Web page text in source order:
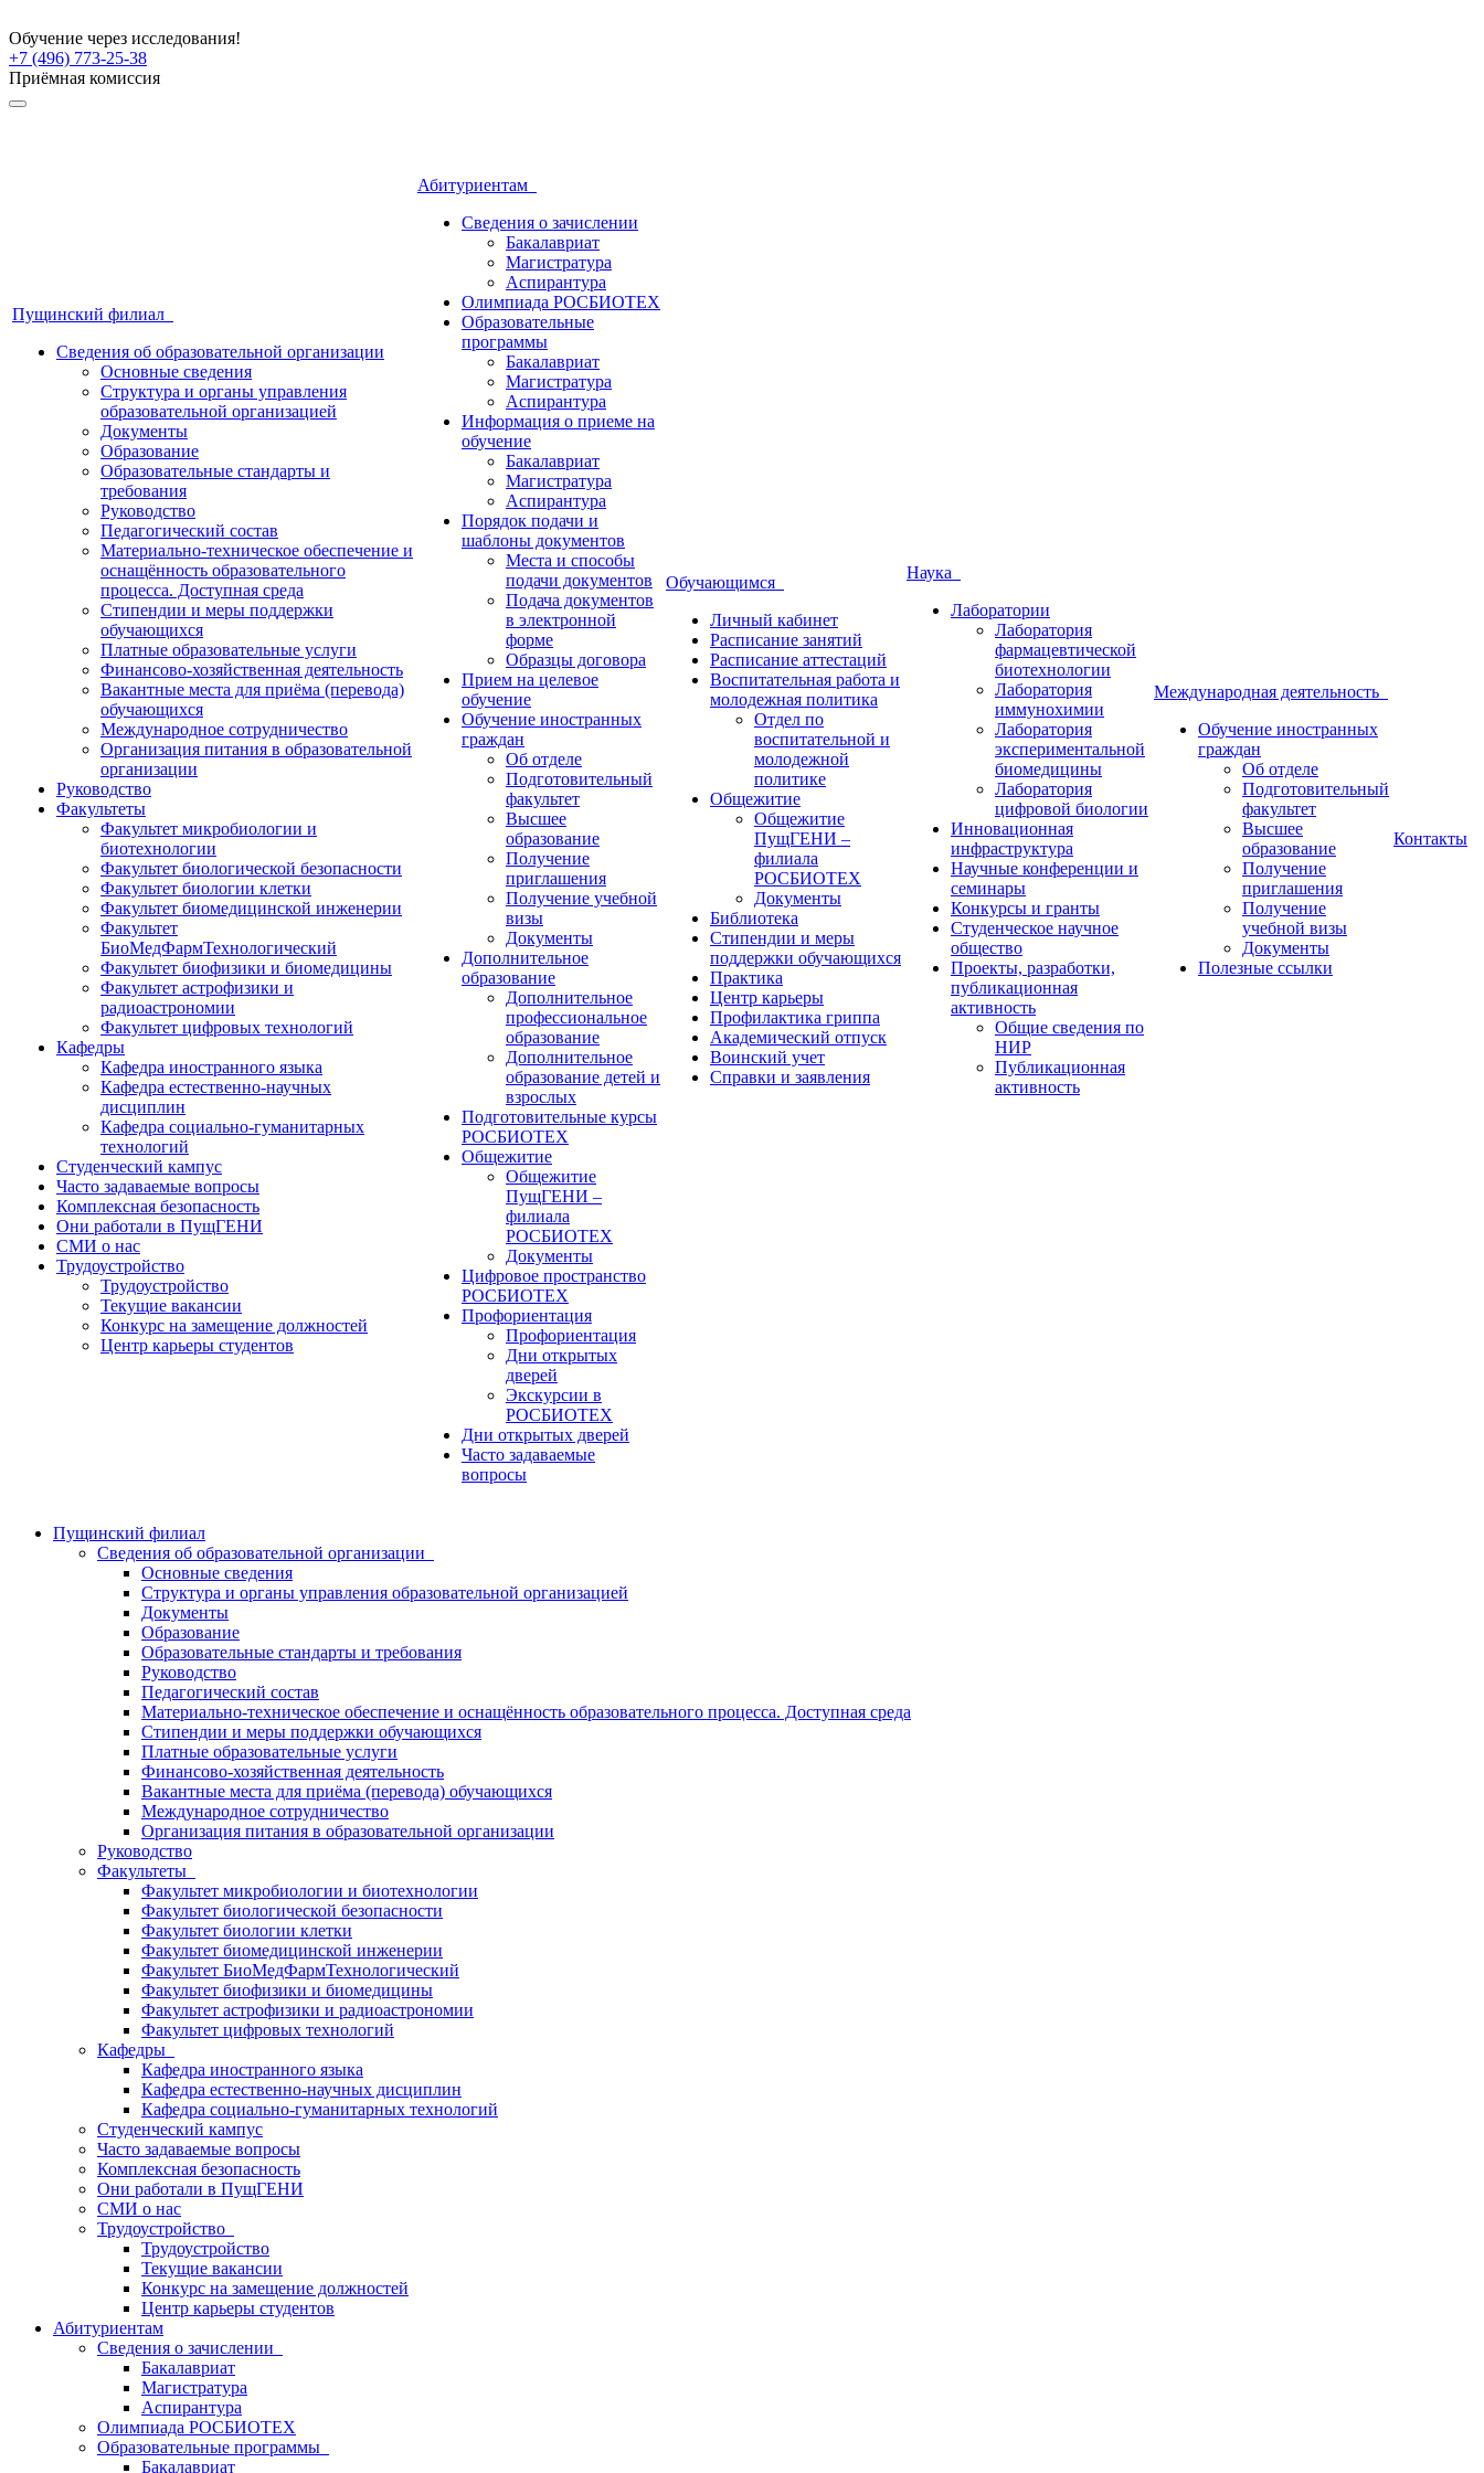
Обучение через исследования!
+7 (496) 773-25-38
Приёмная комиссия
Пущинский филиал
Сведения об образовательной организации
Основные сведения
Структура и органы управления
образовательной организацией
Документы
Образование
Образовательные стандарты и
требования
Руководство
Педагогический состав
Материально-техническое обеспечение и
оснащённость образовательного
процесса. Доступная среда
Стипендии и меры поддержки
обучающихся
Платные образовательные услуги
Финансово-хозяйственная деятельность
Вакантные места для приёма (перевода)
обучающихся
Международное сотрудничество
Организация питания в образовательной
организации
Руководство
Факультеты
Факультет микробиологии и
биотехнологии
Факультет биологической безопасности
Факультет биологии клетки
Факультет биомедицинской инженерии
Факультет
БиоМедФармТехнологический
Факультет биофизики и биомедицины
Факультет астрофизики и
радиоастрономии
Факультет цифровых технологий
Кафедры
Кафедра иностранного языка
Кафедра естественно-научных
дисциплин
Кафедра социально-гуманитарных
технологий
Студенческий кампус
Часто задаваемые вопросы
Комплексная безопасность
Они работали в ПущГЕНИ
СМИ о нас
Трудоустройство
Трудоустройство
Текущие вакансии
Конкурс на замещение должностей
Центр карьеры студентов
Абитуриентам
Сведения о зачислении
Бакалавриат
Магистратура
Аспирантура
Олимпиада РОСБИОТЕХ
Образовательные
программы
Бакалавриат
Магистратура
Аспирантура
Информация о приеме на
обучение
Бакалавриат
Магистратура
Аспирантура
Порядок подачи и
шаблоны документов
Места и способы
подачи документов
Подача документов
в электронной
форме
Образцы договора
Прием на целевое
обучение
Обучение иностранных
граждан
Об отделе
Подготовительный
факультет
Высшее
образование
Получение
приглашения
Получение учебной
визы
Документы
Дополнительное
образование
Дополнительное
профессиональное
образование
Дополнительное
образование детей и
взрослых
Подготовительные курсы
РОСБИОТЕХ
Общежитие
Общежитие
ПущГЕНИ –
филиала
РОСБИОТЕХ
Документы
Цифровое пространство
РОСБИОТЕХ
Профориентация
Профориентация
Дни открытых
дверей
Экскурсии в
РОСБИОТЕХ
Дни открытых дверей
Часто задаваемые
вопросы
Обучающимся
Личный кабинет
Расписание занятий
Расписание аттестаций
Воспитательная работа и
молодежная политика
Отдел по
воспитательной и
молодежной
политике
Общежитие
Общежитие
ПущГЕНИ –
филиала
РОСБИОТЕХ
Документы
Библиотека
Стипендии и меры
поддержки обучающихся
Практика
Центр карьеры
Профилактика гриппа
Академический отпуск
Воинский учет
Справки и заявления
Наука
Лаборатории
Лаборатория
фармацевтической
биотехнологии
Лаборатория
иммунохимии
Лаборатория
экспериментальной
биомедицины
Лаборатория
цифровой биологии
Инновационная
инфраструктура
Научные конференции и
семинары
Конкурсы и гранты
Студенческое научное
общество
Проекты, разработки,
публикационная
активность
Общие сведения по
НИР
Публикационная
активность
Международная деятельность
Обучение иностранных
граждан
Об отделе
Подготовительный
факультет
Высшее
образование
Получение
приглашения
Получение
учебной визы
Документы
Полезные ссылки
Контакты
Пущинский филиал
Сведения об образовательной организации
Основные сведения
Структура и органы управления образовательной организацией
Документы
Образование
Образовательные стандарты и требования
Руководство
Педагогический состав
Материально-техническое обеспечение и оснащённость образовательного процесса. Доступная среда
Стипендии и меры поддержки обучающихся
Платные образовательные услуги
Финансово-хозяйственная деятельность
Вакантные места для приёма (перевода) обучающихся
Международное сотрудничество
Организация питания в образовательной организации
Руководство
Факультеты
Факультет микробиологии и биотехнологии
Факультет биологической безопасности
Факультет биологии клетки
Факультет биомедицинской инженерии
Факультет БиоМедФармТехнологический
Факультет биофизики и биомедицины
Факультет астрофизики и радиоастрономии
Факультет цифровых технологий
Кафедры
Кафедра иностранного языка
Кафедра естественно-научных дисциплин
Кафедра социально-гуманитарных технологий
Студенческий кампус
Часто задаваемые вопросы
Комплексная безопасность
Они работали в ПущГЕНИ
СМИ о нас
Трудоустройство
Трудоустройство
Текущие вакансии
Конкурс на замещение должностей
Центр карьеры студентов
Абитуриентам
Сведения о зачислении
Бакалавриат
Магистратура
Аспирантура
Олимпиада РОСБИОТЕХ
Образовательные программы
Бакалавриат